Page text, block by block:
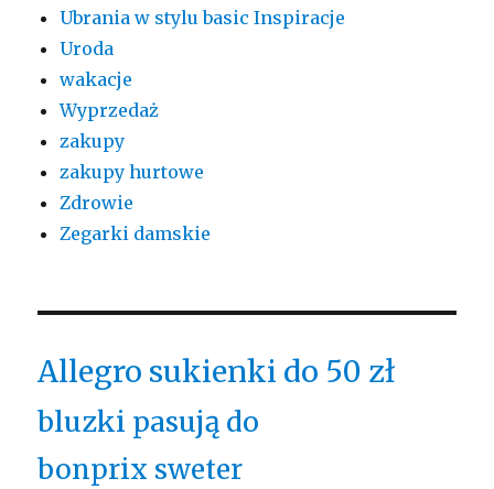
Ubrania w stylu basic Inspiracje
Uroda
wakacje
Wyprzedaż
zakupy
zakupy hurtowe
Zdrowie
Zegarki damskie
Allegro sukienki do 50 zł
bluzki pasują do
bonprix sweter